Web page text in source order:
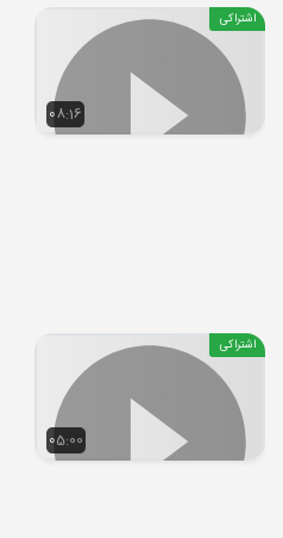
08:16
اشتراکی
05:00
اشتراکی